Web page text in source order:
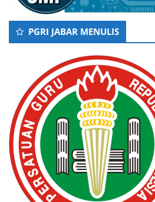
PGRI JABAR MENULIS